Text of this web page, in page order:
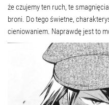
że czujemy ten ruch, te
broni. Do tego świetne,
cieniowaniem. Naprawdę jest to